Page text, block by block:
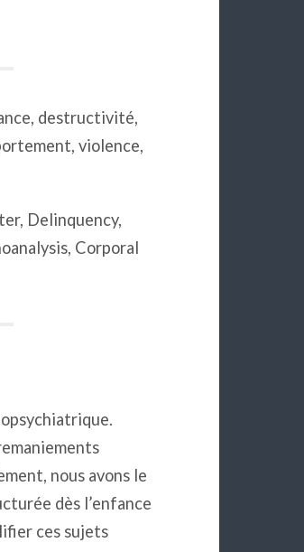
destructivité,
violence,
Delinquency,
Corporal
nous avons le
dès l’enfance
ces sujets